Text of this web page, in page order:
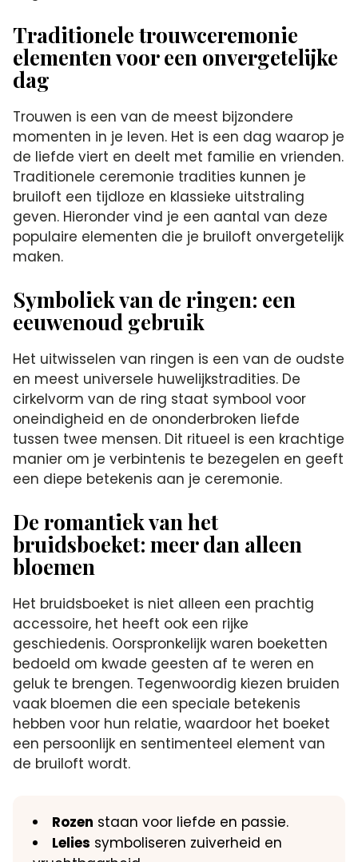
Traditionele trouwceremonie
elementen voor een onvergetelijke
dag
Trouwen is een van de meest bijzondere
momenten in je leven.​ Het is een dag waarop je
de liefde viert en deelt met familie en vrienden.​
Traditionele ceremonie tradities kunnen je
bruiloft een tijdloze en klassieke uitstraling
geven.​ Hieronder vind je een aantal van deze
populaire elementen die je bruiloft onvergetelijk
maken.​
Symboliek van de ringen: een
eeuwenoud gebruik
Het uitwisselen van ringen is een van de oudste
en meest universele huwelijkstradities.​ De
cirkelvorm van de ring staat symbool voor
oneindigheid en de ononderbroken liefde
tussen twee mensen.​ Dit ritueel is een krachtige
manier om je verbintenis te bezegelen en geeft
een diepe betekenis aan je ceremonie.​
De romantiek van het
bruidsboeket: meer dan alleen
bloemen
Het bruidsboeket is niet alleen een prachtig
accessoire, het heeft ook een rijke
geschiedenis.​ Oorspronkelijk waren boeketten
bedoeld om kwade geesten af te weren en
geluk te brengen.​ Tegenwoordig kiezen bruiden
vaak bloemen die een speciale betekenis
hebben voor hun relatie, waardoor het boeket
een persoonlijk en sentimenteel element van
de bruiloft wordt.​
Rozen staan voor liefde en passie.​
Lelies symboliseren zuiverheid en